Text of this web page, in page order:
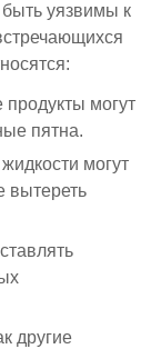
уязвимы к
могут
пятна.
могут
вытереть
другие